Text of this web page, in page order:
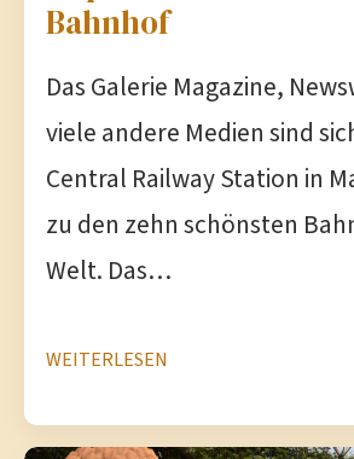
Bahnhof
Das Galerie Magazine,
viele andere Medien sind
Central Railway Station in
zu den zehn schönsten
Welt. Das…
WEITERLESEN